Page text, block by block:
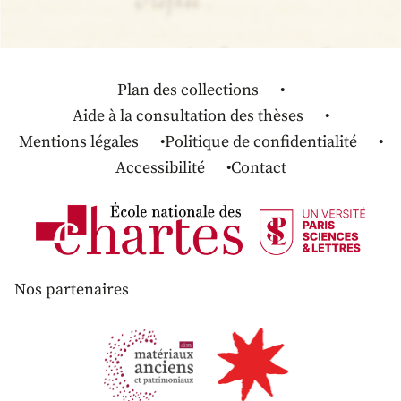
Plan des collections
Aide à la consultation des thèses
Mentions légales
Politique de confidentialité
Accessibilité
Contact
Nos partenaires